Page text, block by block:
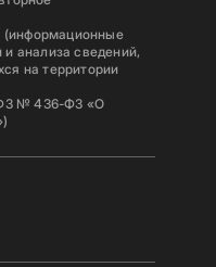
(информационные
анализа сведений,
на территории
ФЗ № 436-ФЗ «О